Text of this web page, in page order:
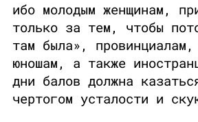
ибо молодым женщинам,
только за тем, чтобы
там была», провинциалам,
юношам, а также
дни балов должна
чертогом усталости и